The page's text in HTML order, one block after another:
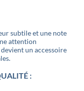
subtile et une note
attention
un accessoire
: